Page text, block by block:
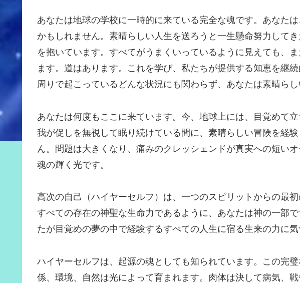
あなたは地球の学校に一時的に来ている完全な魂です。あなた
かもしれません。素晴らしい人生を送ろうと一生懸命努力して
を抱いています。すべてがうまくいっているように見えても、
ます。道はあります。これを学び、私たちが提供する知恵を継
周りで起こっているどんな状況にも関わらず、あなたは素晴ら
あなたは何度もここに来ています。今、地球上には、目覚めて
我が促しを無視して眠り続けている間に、素晴らしい冒険を経
ん。問題は大きくなり、痛みのクレッシェンドが真実への短い
魂の輝く光です。
高次の自己（ハイヤーセルフ）は、一つのスピリットからの最
すべての存在の神聖な生命力であるように、あなたは神の一部
たが目覚めの夢の中で経験するすべての人生に宿る生来の力に気
ハイヤーセルフは、起源の魂としても知られています。この完
係、環境、自然は光によって育まれます。肉体は決して病気、